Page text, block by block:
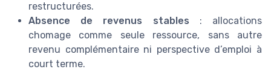
restructurées.
Absence de revenus stables : allocations
chomage comme seule ressource, sans autre
revenu complémentaire ni perspective d’emploi à
court terme.